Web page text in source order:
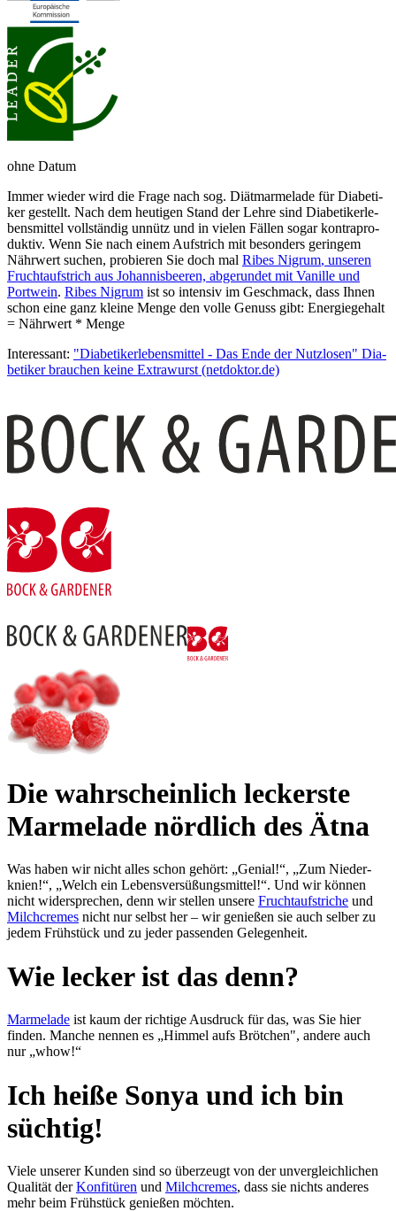
ohne Datum
Immer wieder wird die Fra­ge nach sog. Diät­mar­me­la­de für Dia­be­ti­
ker ge­stellt. Nach dem heu­ti­gen Stand der Leh­re sind Dia­be­ti­ker­le­
bens­mit­tel voll­stän­dig un­nütz und in vie­len Fäl­len so­gar kon­tra­pro­
duk­tiv. Wenn Sie nach einem Auf­strich mit be­son­ders ge­rin­gem
Nähr­wert su­chen, pr­obier­en Sie doch mal Ribes Nigrum, un­se­ren
Frucht­auf­strich aus Jo­han­nisbeer­en, ab­ge­run­det mit Va­nille und
Port­wein. Ribes Nigrum ist so in­ten­siv im Ge­schmack, dass Ihnen
schon eine ganz kleine Menge den volle Genuss gibt: Energiegehalt
= Nähr­wert * Menge
Interessant: "Dia­be­ti­ker­lebens­mit­tel - Das En­de der Nutz­lo­sen" Dia­
be­ti­ker brau­chen kei­ne Extra­wurst (netdoktor.de)
Die wahr­schein­lich leckerste
Marmelade nördlich des Ätna
Was haben wir nicht alles schon gehört: „Genial!“, „Zum Nieder­
knien!“, „Welch ein Lebens­ver­süßungs­mit­tel!“. Und wir kön­nen
nicht wider­sprechen, denn wir stel­len un­se­re Frucht­auf­stri­che und
Milch­cremes nicht nur selbst her – wir ge­nießen sie auch selber zu
jedem Früh­stück und zu je­der pas­sen­den Ge­le­gen­heit.
Wie lecker ist das denn?
Marmelade ist kaum der rich­ti­ge Aus­druck für das, was Sie hier
finden. Man­che nen­nen es „Himmel aufs Bröt­chen", an­de­re auch
nur „whow!“
Ich heiße Sonya und ich bin
süchtig!
Viele unserer Kunden sind so über­zeugt von der un­ver­gleich­lichen
Qualität derKon­fi­türen und Milchcremes, dass sie nichts an­de­res
mehr beim Früh­stück ge­nießen möch­ten.